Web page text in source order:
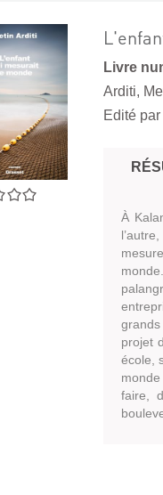
Livre
Arditi,
Edité par
À
projet
école,
faire,